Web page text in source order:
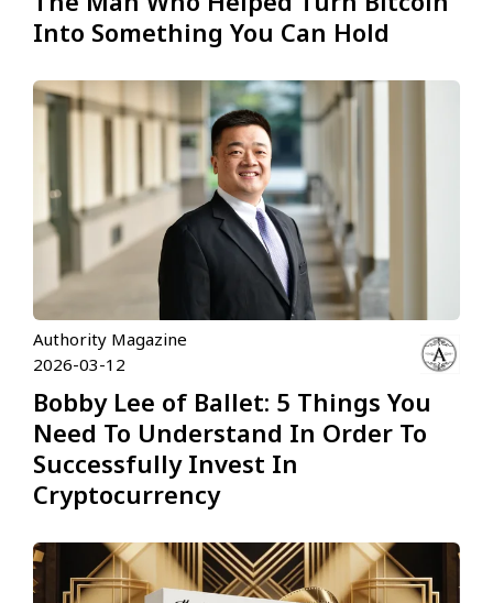
Into Something You Can Hold
Authority Magazine
2026-03-12
Bobby Lee of Ballet: 5 Things You
Need To Understand In Order To
Successfully Invest In
Cryptocurrency